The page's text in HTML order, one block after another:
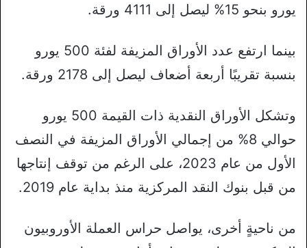
يورو بنحو 15% ليصل إلى 4111 ورقة.
بينما ارتفع عدد الأوراق المزيفة لفئة 500 يورو
بنسبة تقريبًا أربعة أضعاف ليصل إلى 2178 ورقة.
وتشكل الأوراق النقدية ذات القيمة 500 يورو
حوالي 8% من إجمالي الأوراق المزيفة في النصف
الأول من عام 2023، على الرغم من توقف إنتاجها
من قبل بنوك النقد المركزية منذ بداية عام 2019.
من ناحيةٍ أخرى، يواصل حراس العملة الأوروبيون